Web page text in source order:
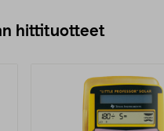
hittituotteet